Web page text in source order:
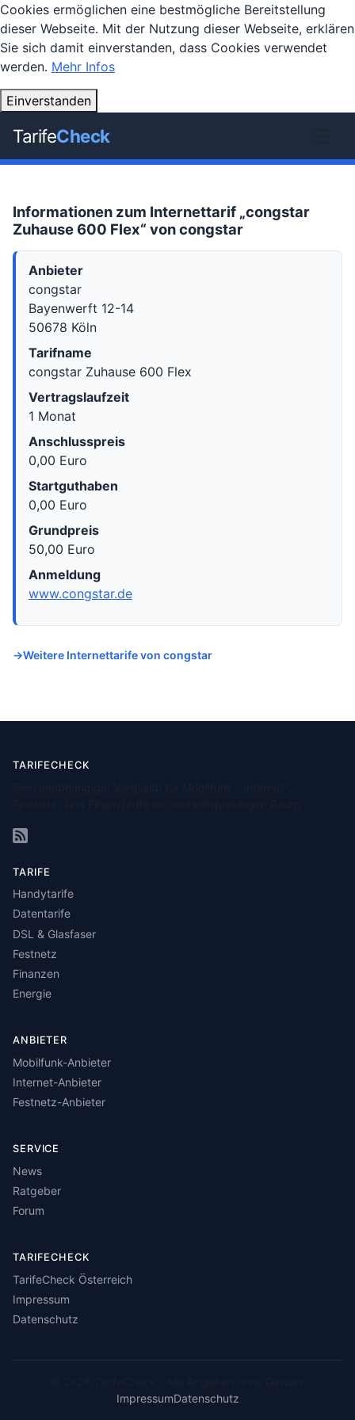
Cookies ermöglichen eine bestmögliche Bereitstellung
dieser Webseite. Mit der Nutzung dieser Webseite, erklären
Sie sich damit einverstanden, dass Cookies verwendet
werden. Mehr Infos
Einverstanden
TarifeCheck
Informationen zum Internettarif „congstar
Zuhause 600 Flex“ von congstar
Anbieter
congstar
Bayenwerft 12-14
50678 Köln
Tarifname
congstar Zuhause 600 Flex
Vertragslaufzeit
1 Monat
Anschlusspreis
0,00 Euro
Startguthaben
0,00 Euro
Grundpreis
50,00 Euro
Anmeldung
www.congstar.de
Weitere Internettarife von congstar
TARIFECHECK
TARIFE
Handytarife
Datentarife
DSL & Glasfaser
Festnetz
Finanzen
Energie
ANBIETER
Mobilfunk-Anbieter
Internet-Anbieter
Festnetz-Anbieter
SERVICE
News
Ratgeber
Forum
TARIFECHECK
TarifeCheck Österreich
Impressum
Datenschutz
ImpressumDatenschutz